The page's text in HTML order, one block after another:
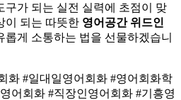
구가 되는 실전 실력에 초점이 맞
이 되는 따뜻한 영어공간 위드인
게 소통하는 법을 선물하겠습니
화 #일대일영어회화 #영어회화학
어회화 #직장인영어회화 #기흥영